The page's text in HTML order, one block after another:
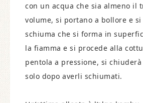
con un acqua che sia almeno il
volume, si portano a bollore e
schiuma che si forma in
la fiamma e si procede alla
pentola a pressione, si
solo dopo averli schiumati.